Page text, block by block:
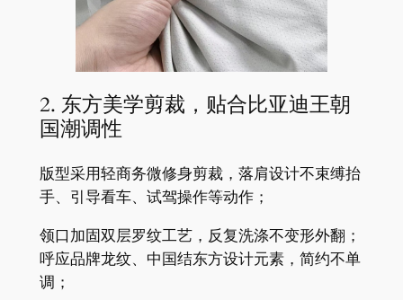
2. 东方美学剪裁，贴合比亚迪王朝
国潮调性
版型采用轻商务微修身剪裁，落肩设计不束缚抬
手、引导看车、试驾操作等动作；
领口加固双层罗纹工艺，反复洗涤不变形外翻；
呼应品牌龙纹、中国结东方设计元素，简约不单
调；